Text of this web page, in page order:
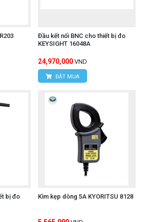
chúng tôi.
THIẾT BỊ VÀ CÔNG NGHỆ
TECH - HÀ NỘI
15, ngõ 85, Tân Xuân, Phường
Hà Nội
dịch:
Số nhà 20D, ngõ 16/28
/ 0976.082.395
Đầu kết nối BNC cho thiết bị đo
KEYSIGHT 16048A
24,970,000 VND
ĐẶT MUA
bị đo
Kìm kẹp dòng 5A KYORITSU 8128